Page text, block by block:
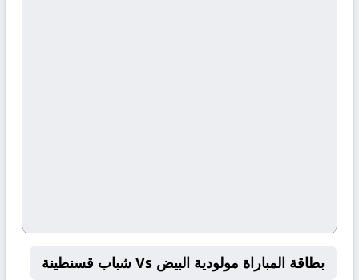
بطاقة المباراة مولودية البيض Vs شباب قسنطينة